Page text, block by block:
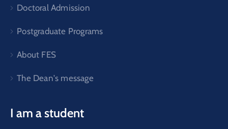
Doctoral Admission
Postgraduate Programs
About FES
The Dean's message
I am a student